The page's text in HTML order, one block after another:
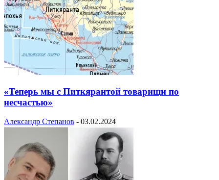
«Теперь мы с Питкярантой товарищи по
несчастью»
Александр Степанов - 03.02.2024